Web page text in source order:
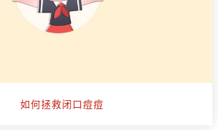
如何拯救闭口痘痘